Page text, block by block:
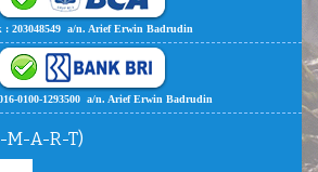
: 203048549 a/n. Arief Erwin Badrudin
0100-1293500 a/n. Arief Erwin Badrudin
M-A-R-T)